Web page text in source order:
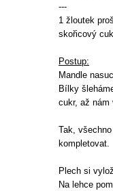
---
1 žloutek
skořicový
Postup:
Mandle
Bílky
cukr, až nám
Tak,
kompletovat.
Plech si
Na lehce